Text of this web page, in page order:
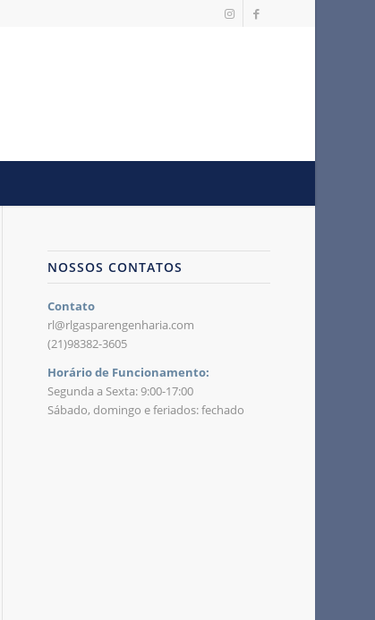
NOSSOS CONTATOS
Contato
rl@rlgasparengenharia.com
(21)98382-3605
Horário de Funcionamento:
Segunda a Sexta: 9:00-17:00
Sábado, domingo e feriados: fechado